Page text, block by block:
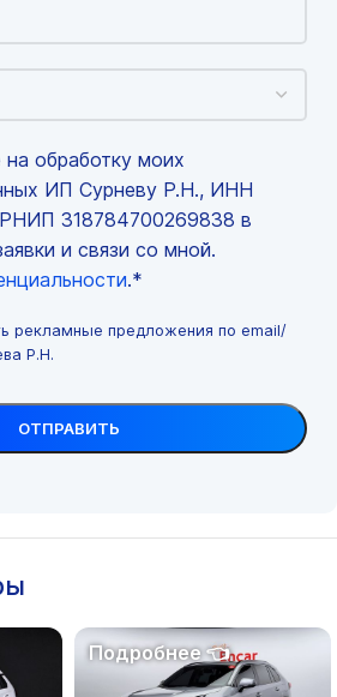
обработку моих
ИП Сурневу Р.Н., ИНН
318784700269838 в
и связи со мной.
.*
рекламные предложения по email/
Р.Н.